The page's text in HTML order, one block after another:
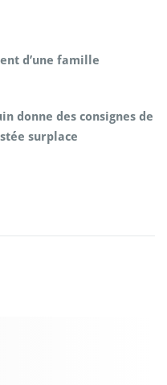
d’une famille
donne des consignes de
surplace